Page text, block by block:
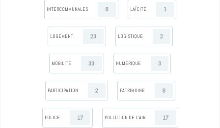
INTERCOMMUNALES 8 LAÏCITÉ 1
LOGEMENT 23 LOGISTIQUE 2
MOBILITÉ 33 NUMÉRIQUE 3
PARTICIPATION 2 PATRIMOINE 9
POLICE 17 POLLUTION DE L’AIR 17